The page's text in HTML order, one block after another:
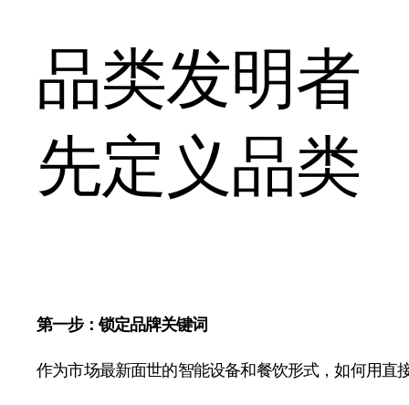
品类发明者
先定义品类
第一步：锁定品牌关键词
作为市场最新面世的智能设备和餐饮形式，如何用直